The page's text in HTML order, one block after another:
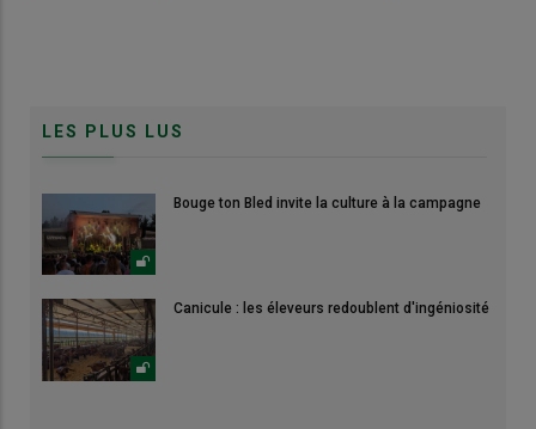
LES PLUS LUS
Bouge ton Bled invite la culture à la campagne
Canicule : les éleveurs redoublent d'ingéniosité